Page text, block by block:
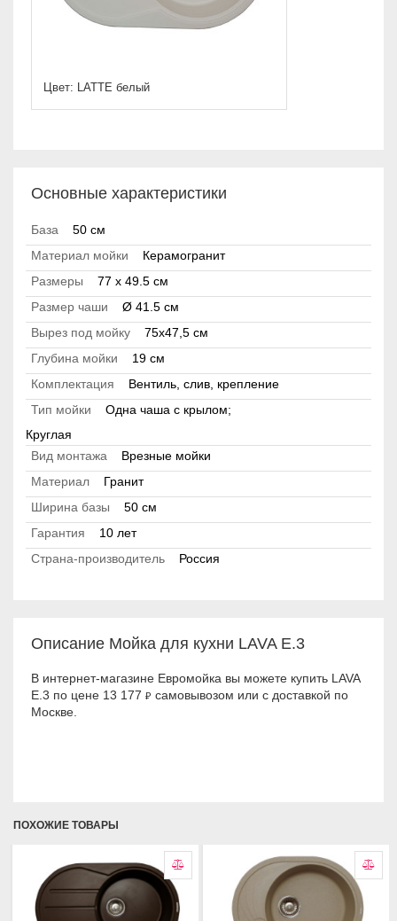
Цвет: LATTE белый
Основные характеристики
База
50 см
Материал мойки
Керамогранит
Размеры
77 x 49.5 см
Размер чаши
Ø 41.5 см
Вырез под мойку
75x47,5 см
Глубина мойки
19 см
Комплектация
Вентиль, слив, крепление
Тип мойки
Одна чаша с крылом;
Круглая
Вид монтажа
Врезные мойки
Материал
Гранит
Ширина базы
50 см
Гарантия
10 лет
Страна-производитель
Россия
Описание Мойка для кухни LAVA E.3
В интернет-магазине Евромойка вы можете купить LAVA
E.3 по цене 13 177 ₽ самовывозом или с доставкой по
Москве.
ПОХОЖИЕ ТОВАРЫ